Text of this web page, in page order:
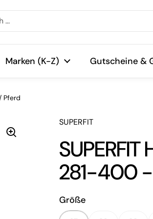
Marken (K-Z) Gutscheine &
Pferd
SUPERFIT
281-400 -
Größe